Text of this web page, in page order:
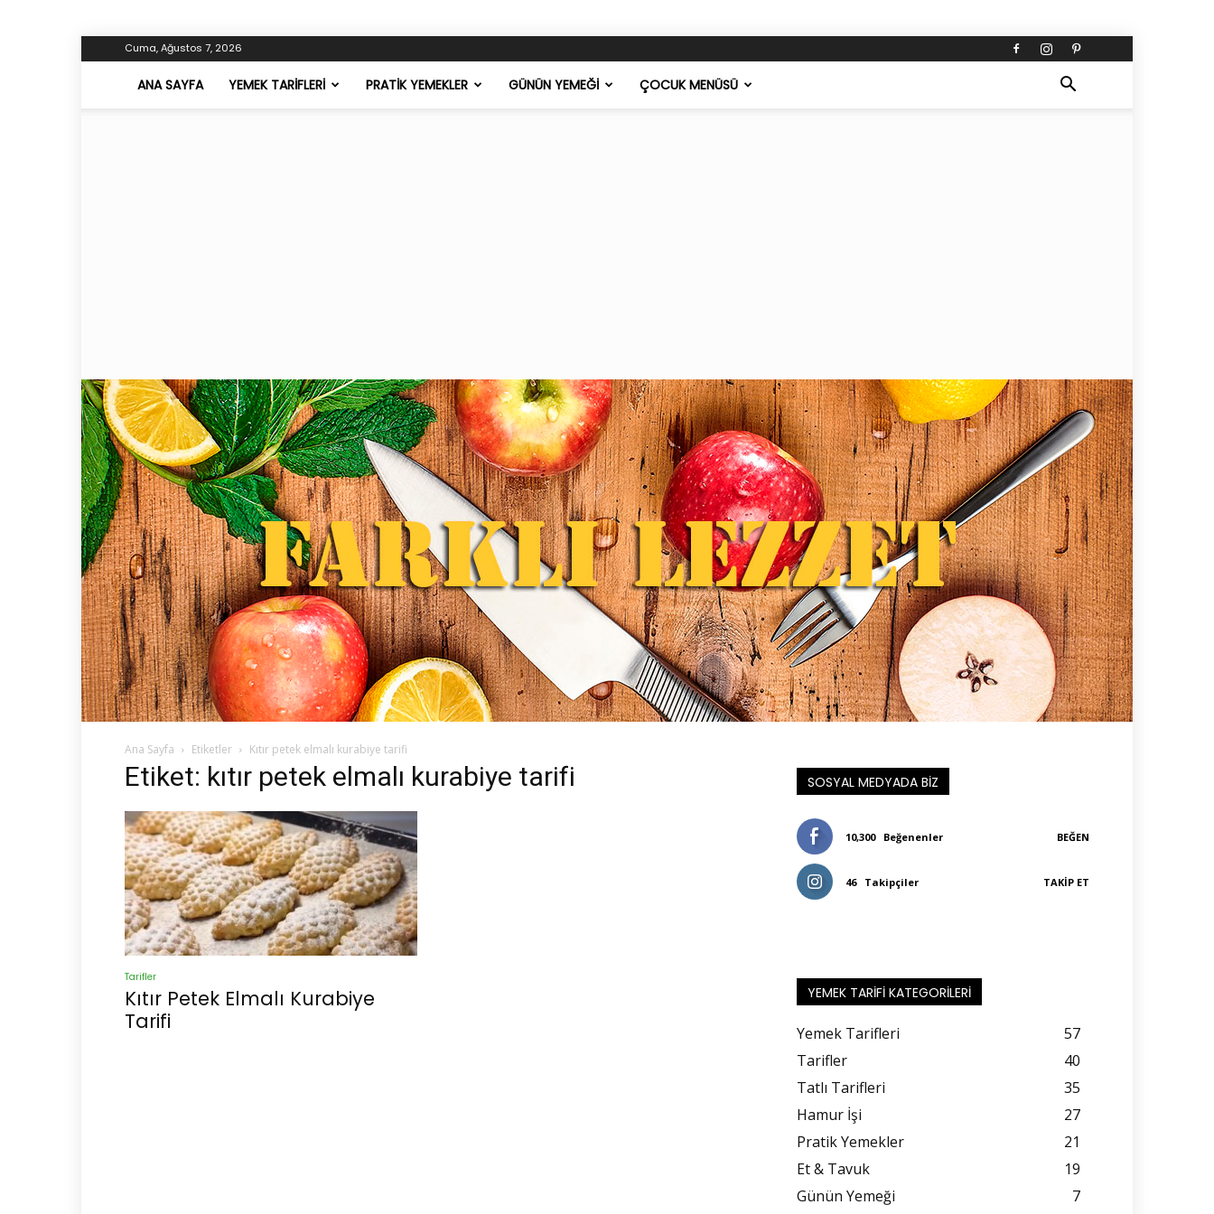
Cuma, Ağustos 7, 2026
ANA SAYFA YEMEK TARIFLERI PRATIK YEMEKLER GÜNÜN YEMEĞI ÇOCUK MENÜSÜ
Ana Sayfa Etiketler Kıtır petek elmalı kurabiye tarifi
Etiket: kıtır petek elmalı kurabiye tarifi
Tarifler
Kıtır Petek Elmalı Kurabiye
Tarifi
SOSYAL MEDYADA BIZ
10,300 Beğenenler BEĞEN
46 Takipçiler TAKIP ET
YEMEK TARIFI KATEGORILERI
Yemek Tarifleri
57
Tarifler
40
Tatlı Tarifleri
35
Hamur İşi
27
Pratik Yemekler
21
Et & Tavuk
19
Günün Yemeği
7